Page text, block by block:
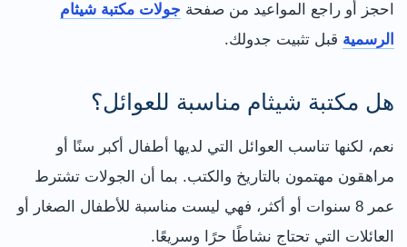
احجز أو راجع المواعيد من صفحة جولات مكتبة شيثام
الرسمية قبل تثبيت جدولك.
هل مكتبة شيثام مناسبة للعوائل؟
نعم، لكنها تناسب العوائل التي لديها أطفال أكبر سنًا أو
مراهقون مهتمون بالتاريخ والكتب. بما أن الجولات تشترط
عمر 8 سنوات أو أكثر، فهي ليست مناسبة للأطفال الصغار أو
العائلات التي تحتاج نشاطًا حرًا وسريعًا.